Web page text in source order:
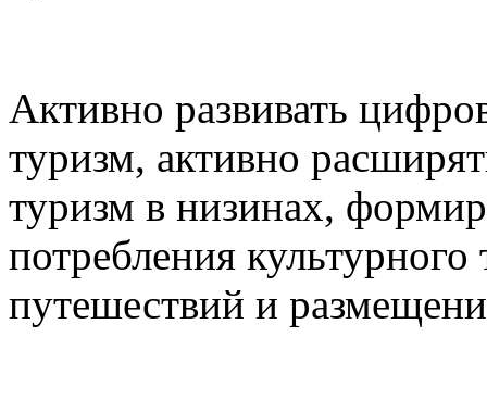
Активно развивать
туризм, активно
туризм в низинах,
потребления
путешествий и